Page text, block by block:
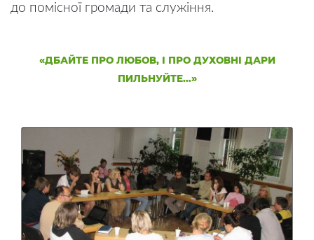
до помісної громади та служіння.
«ДБАЙТЕ ПРО ЛЮБОВ, І ПРО ДУХОВНІ ДАРИ
ПИЛЬНУЙТЕ…»